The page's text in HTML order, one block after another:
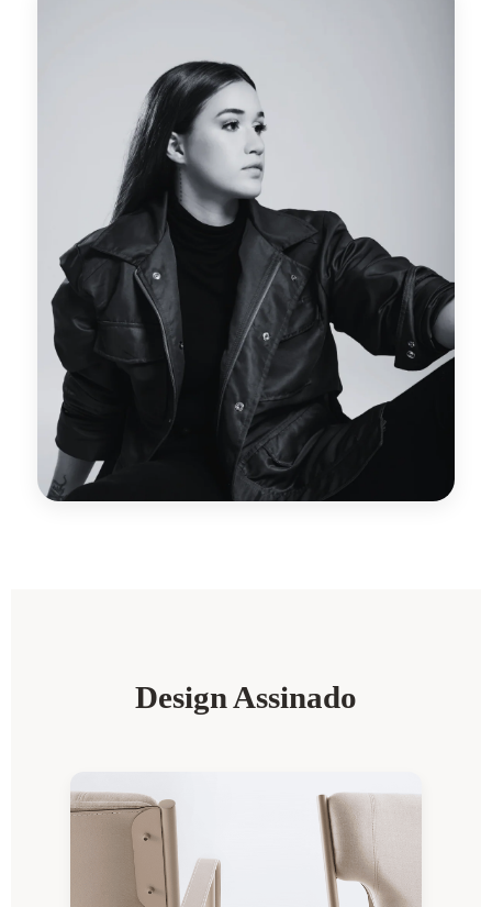
Design Assinado